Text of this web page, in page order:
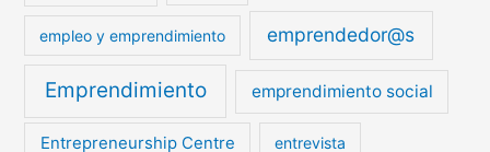
empleo y emprendimiento emprendedor@s
Emprendimiento emprendimiento social
Entrepreneurship Centre entrevista